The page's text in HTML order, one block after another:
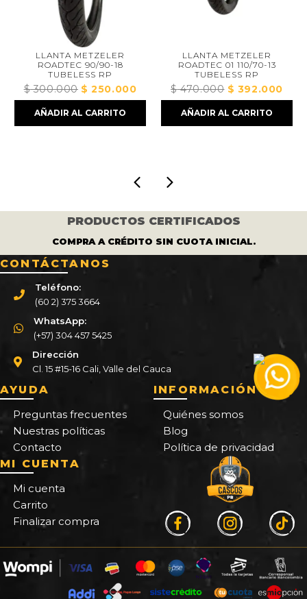
LLANTA METZELER
ROADTEC 90/90-18
TUBELESS RP
300.000El
precio
original
$250.000El
precio
AÑADIR AL CARRITO
LLANTA METZELER
ROADTEC 01 110/70-13
TUBELESS RP
470.000El
precio
original
$392.000El
precio
AÑADIR AL CARRITO
PRODUCTOS CERTIFICADOS
COMPRA A CRÉDITO SIN CUOTA INICIAL.
CONTÁCTANOS
Teléfono:
(60 2) 375 3664
WhatsApp:
(+57) 304 457 5425
Dirección
Cl. 15 #15-16 Cali, Valle del Cauca
AYUDA
Preguntas frecuentes
Nuestras políticas
Contacto
INFORMACIÓN
Quiénes somos
Blog
Política de privacidad
MI CUENTA
Mi cuenta
Carrito
Finalizar compra